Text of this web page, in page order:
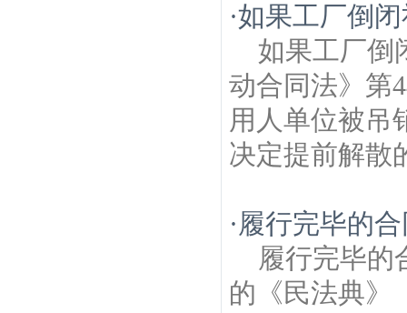
·如果工厂倒
如果工厂倒
动合同法》第
用人单位被吊
决定提前解散
·履行完毕的
履行完毕的
的《民法典》